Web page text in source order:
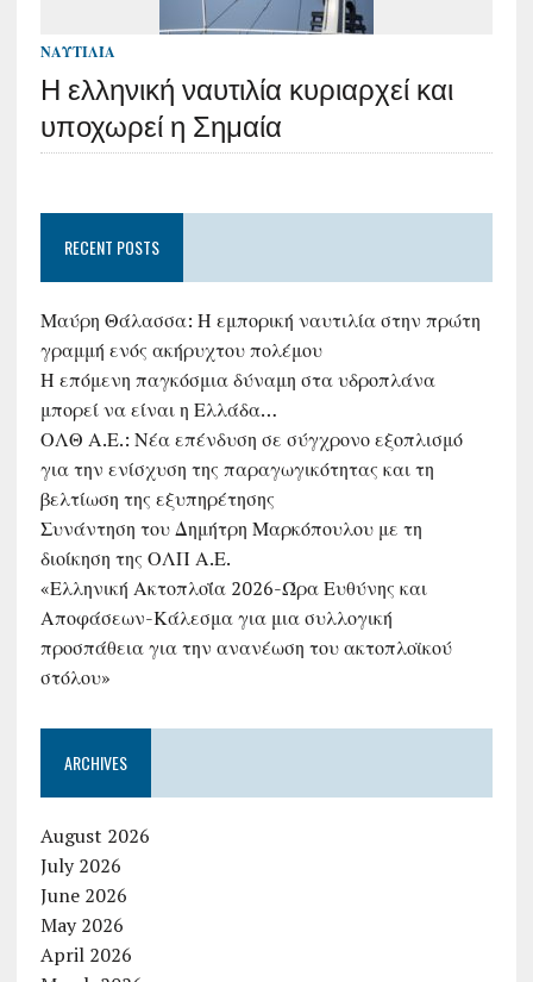
ΝΑΥΤΙΛΊΑ
Η ελληνική ναυτιλία κυριαρχεί και
υποχωρεί η Σημαία
RECENT POSTS
Μαύρη Θάλασσα: Η εμπορική ναυτιλία στην πρώτη
γραμμή ενός ακήρυχτου πολέμου
Η επόμενη παγκόσμια δύναμη στα υδροπλάνα
μπορεί να είναι η Ελλάδα…
ΟΛΘ Α.Ε.: Νέα επένδυση σε σύγχρονο εξοπλισμό
για την ενίσχυση της παραγωγικότητας και τη
βελτίωση της εξυπηρέτησης
Συνάντηση του Δημήτρη Μαρκόπουλου με τη
διοίκηση της ΟΛΠ Α.Ε.
«Ελληνική Ακτοπλοΐα 2026-Ώρα Ευθύνης και
Αποφάσεων-Κάλεσμα για μια συλλογική
προσπάθεια για την ανανέωση του ακτοπλοϊκού
στόλου»
ARCHIVES
August 2026
July 2026
June 2026
May 2026
April 2026